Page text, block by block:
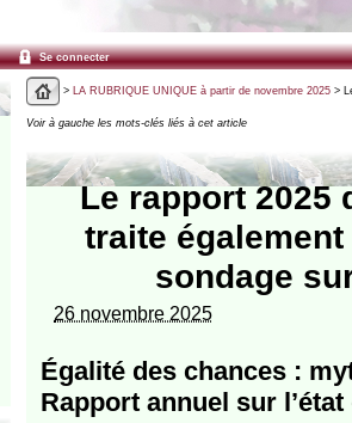
Se connecter
> LA RUBRIQUE UNIQUE à partir de novembre 2025>
Voir à gauche les mots-clés liés à cet article
Le rapport 2025
traite
sondage
26 novembre 2025
Égalité des chances :
Rapport annuel sur